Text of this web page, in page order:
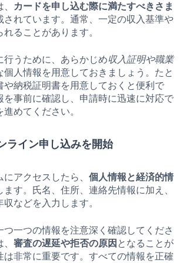
カードを申し込む際に満たすべきさま
されています。通常、一定の収入基準や
ることがあります。
行うために、あらかじめ収入証明や職業
個人情報を用意しておきましょう。たと
や納税証明書を用意しておくと便利で
を事前に確認し、申請時に迅速に対応で
めてください。
ライン申し込みを開始
アクセスしたら、 個人情報と経済的情
ます。氏名、住所、連絡先情報に加え、
などを入力します。
つ一つの情報を注意深く確認してくださ
審査の遅延や拒否の原因 となることが
は非常に重要です。すべての情報を正確